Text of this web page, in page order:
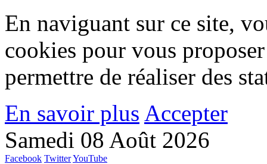
En naviguant sur ce site,
cookies pour vous
permettre de réaliser des
En savoir plus Accepter
Samedi 08 Août 2026
Facebook TwitterYouTube